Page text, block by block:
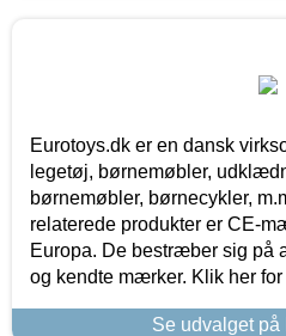
Eurotoys.dk er en dansk
legetøj, børnemøbler,
børnemøbler, børnecykler,
relaterede produkter er CE-
Europa. De bestræber sig på
og kendte mærker. Klik her
Se udvalget på